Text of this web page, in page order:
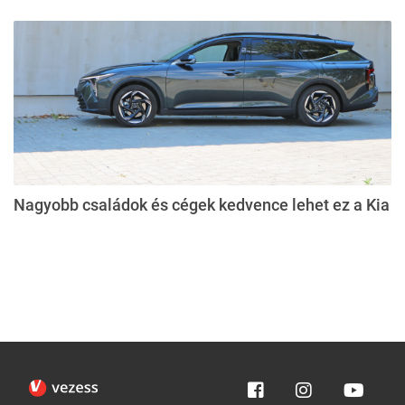
Nagyobb családok és cégek kedvence lehet ez a Kia